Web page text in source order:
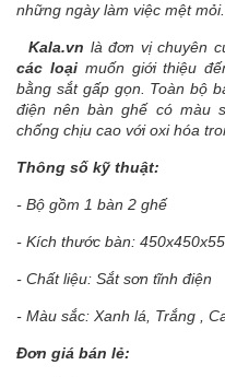
những ngày làm việc mệt mỏi.
Kala.vn là đơn vị chuyên
các loạimuốn giới thiệu
bằng sắt gấp gọn. Toàn bộ
điện nên bàn ghế có màu
chống chịu cao với oxi hóa
Thông số kỹ thuật:
- Bộ gồm 1 bàn 2 ghế
- Kích thước bàn:
- Chất liệu: Sắt sơn tĩnh điện
- Màu sắc: Xanh lá, Trắng ,
Đơn giá bán lẻ: